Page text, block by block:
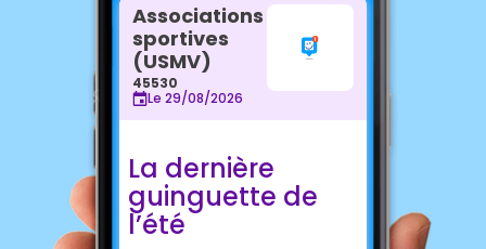
Associations
sportives
(USMV)
45530
Le 29/08/2026
La dernière
guinguette de
l’été